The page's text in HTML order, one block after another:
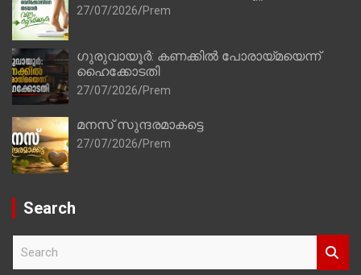
27/07/2026 Prem
ഗുരുവായൂർ: കണക്കിൽ പോരായ്മയെന്ന്
ഹൈക്കോടതി
27/07/2026 Prem
മനസ് സുന്ദരമാകട്ടെ
27/07/2026 Prem
Search